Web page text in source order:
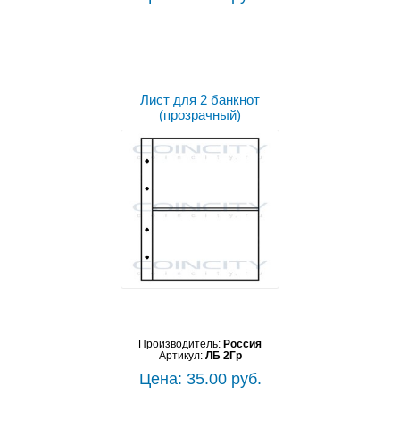
Лист для 2 банкнот
(прозрачный)
Производитель: Россия
Артикул: ЛБ 2Гр
Цена: 35.00 руб.